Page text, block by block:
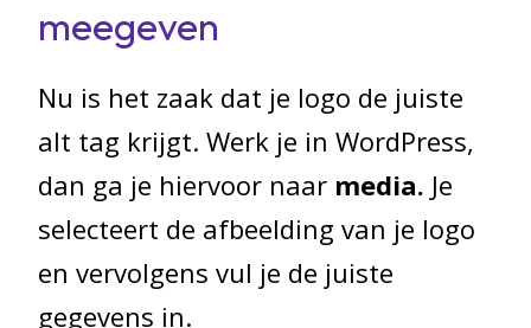
meegeven
Nu is het zaak dat je logo de juiste
alt tag krijgt. Werk je in WordPress,
dan ga je hiervoor naar media. Je
selecteert de afbeelding van je logo
en vervolgens vul je de juiste
gegevens in.